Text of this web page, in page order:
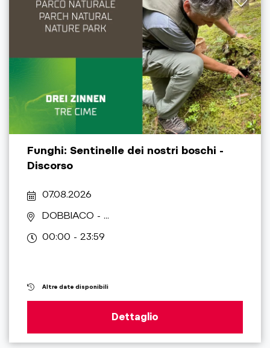
Funghi: Sentinelle dei nostri boschi -
Discorso
07.08.2026
DOBBIACO - ...
00:00 - 23:59
Altre date disponibili
Dettaglio